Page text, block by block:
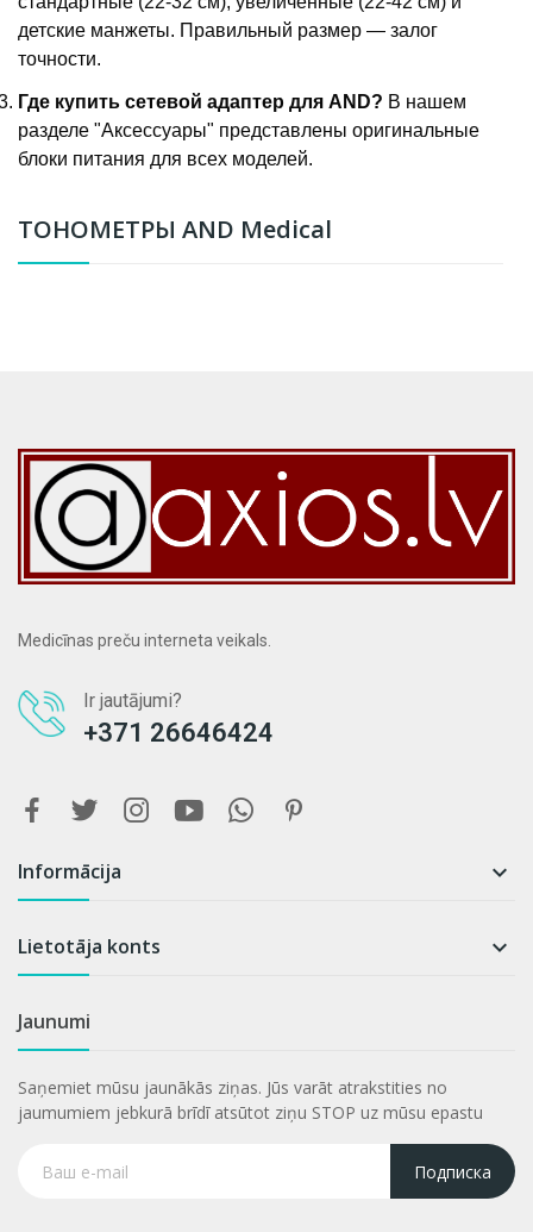
ТОНОМЕТРЫ AND Medical
детские манжеты. Правильный размер — залог
точности.
Где купить сетевой адаптер для AND? В нашем
разделе "Аксессуары" представлены оригинальные
блоки питания для всех моделей.
Medicīnas preču interneta veikals.
Ir jautājumi?
+371 26646424
Informācija 
Lietotāja konts 
Jaunumi
Saņemiet mūsu jaunākās ziņas. Jūs varāt atrakstities no
jaumumiem jebkurā brīdī atsūtot ziņu STOP uz mūsu epastu
Подписка